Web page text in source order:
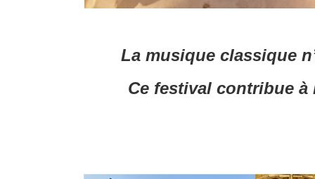
La musique classique
Ce festival contribue